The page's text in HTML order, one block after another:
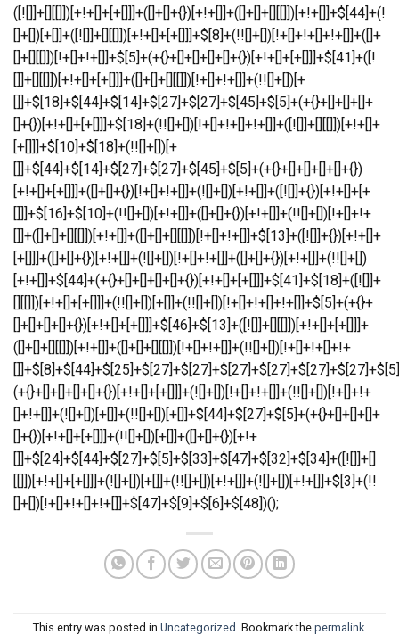
This entry was posted in Uncategorized . Bookmark the permalink.